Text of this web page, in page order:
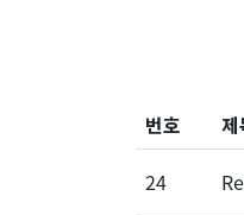
번호 제
24